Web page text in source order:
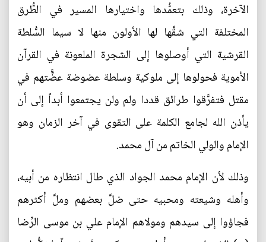
الآخرة، وذلك بتعمُّدها واختيارها المسير في الطُّرق
المختلفة التي شقَّها لها الأولون منها لا سيما السُّلطة
القرشية التي أوصلوها إلى الشجرة الملعونة في القرآن
الأموية فحولوها إلى ملوكية وسلطة عضوضة عضَّّتهم في
مقتل فتفرَّقوا طرائق قددا ولم ولن يجتمعوا أبداً إلى أن
يأذن الله لجامع الكلمة على التقوى في آخر الزمان وهو
الإمام والولي الخاتم من آل محمد.
وذلك لأن الإمام محمد الجواد الذي طال انتظاره من أبيه،
وأهله وشيعته ومحبيه حتى ضلَّ بعضهم وملَّ أكثرهم
فجاؤوا إلى سيدهم ومولاهم الإمام علي بن موسى الرِّضا